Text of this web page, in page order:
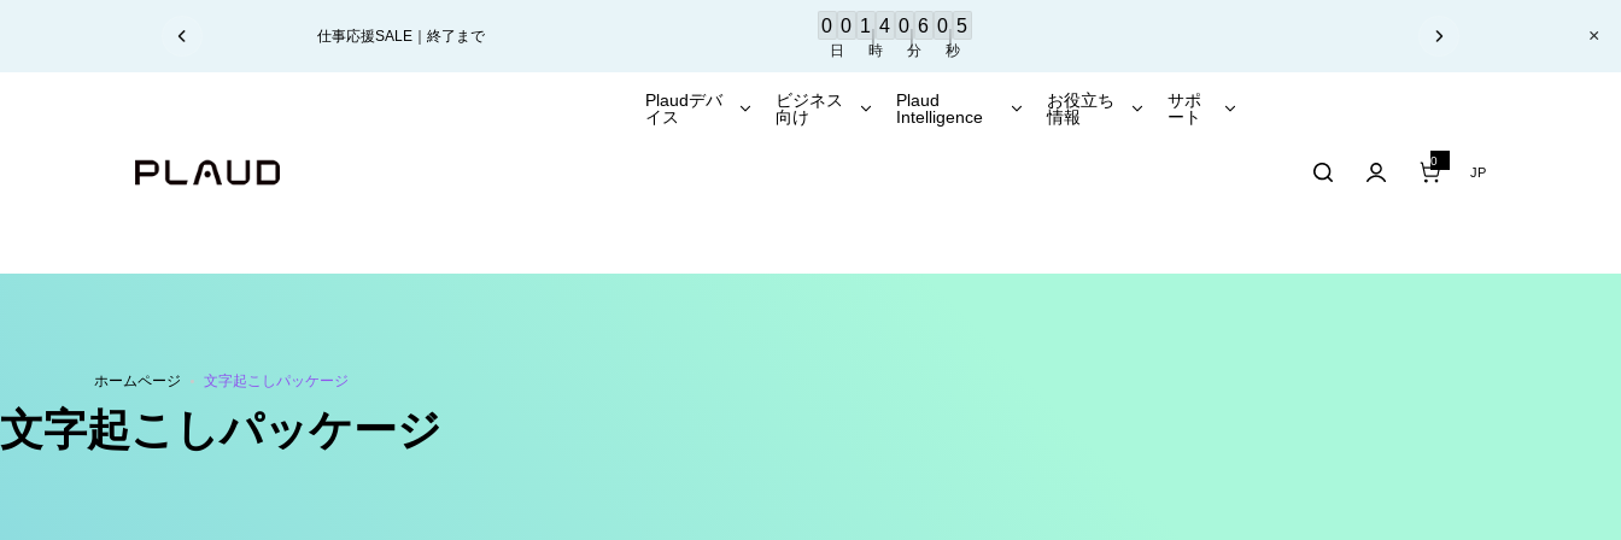
仕事応援SALE｜終了まで 0 0
日
1 4
時
0 6
分
0 4
秒
【お知らせ】地震の影響により、現在、一部地域でご注文品のお届けに遅延が生じる場合があります。
Plaudシリーズ累計200万台出荷達成！
世界をリードするAIボイスレコーダー ×
Plaudデバ
イス
ビジネス
向け
Plaud
Intelligence
お役立ち
情報
サポ
ート
0
0 アイテム
JP
ホームページ 文字起こしパッケージ
文字起こしパッケージ